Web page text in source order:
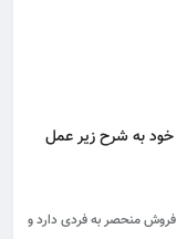
خود به شرح زیر عمل
فروش منحصر به فردی دارد و